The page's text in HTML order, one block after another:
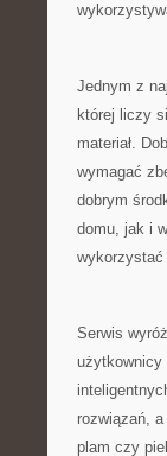
Jednym z
której liczy
materiał.
wymagać
dobrym
domu, jak i
wykorzystać
Serwis
użytkownicy
rozwiązań,
plam czy